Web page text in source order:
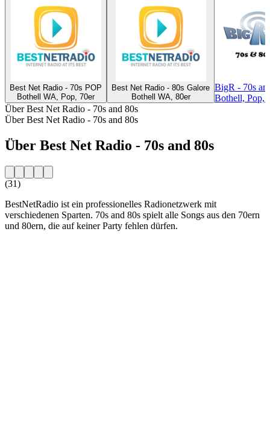
Best Net Radio - 70s POP
Bothell WA, Pop, 70er
Best Net Radio - 80s Galore
Bothell WA, 80er
BigR - 70s
Bothell, Pop,
Über Best Net Radio - 70s and 80s
Über Best Net Radio - 70s and 80s
Über Best Net Radio - 70s and 80s
(31)
BestNetRadio ist ein professionelles Radionetzwerk mit
verschiedenen Sparten. 70s and 80s spielt alle Songs aus den 70ern
und 80ern, die auf keiner Party fehlen dürfen.